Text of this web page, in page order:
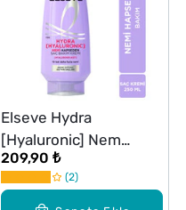
Elseve Hydra
[Hyaluronic] Nem
Dolduran Saç Bakım
Kremi 250 ml
209,90 ₺
2